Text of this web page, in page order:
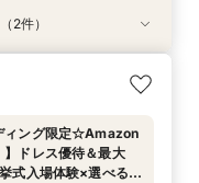
天空チャペル×三
出まるごと体験／貸
監修豪華試食
2件）
ィング限定☆Amazon
】ドレス優待＆最大
式入場体験×選べる2